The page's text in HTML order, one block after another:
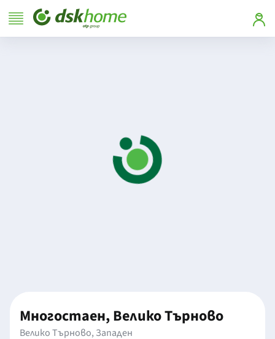
Многостаен, Велико Търново
Велико Търново, Западен